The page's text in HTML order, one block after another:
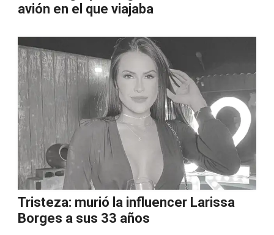
avión en el que viajaba
Tristeza: murió la influencer Larissa
Borges a sus 33 años